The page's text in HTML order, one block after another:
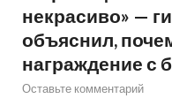
некрасиво» —
объяснил,
награждение с
Оставьте комментарий